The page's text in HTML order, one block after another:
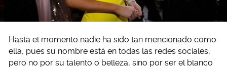
Hasta el momento nadie ha sido tan mencionado como
ella, pues su nombre está en todas las redes sociales,
pero no por su talento o belleza, sino por ser el blanco